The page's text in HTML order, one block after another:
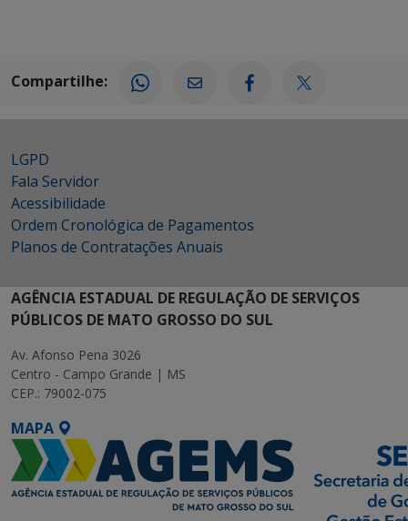
Compartilhe:
LGPD
Fala Servidor
Acessibilidade
Ordem Cronológica de Pagamentos
Planos de Contratações Anuais
AGÊNCIA ESTADUAL DE REGULAÇÃO DE SERVIÇOS
PÚBLICOS DE MATO GROSSO DO SUL
Av. Afonso Pena 3026
Centro - Campo Grande | MS
CEP.: 79002-075
MAPA